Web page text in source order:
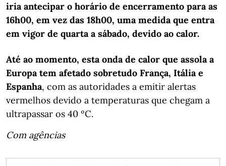
iria antecipar o horário de encerramento para as
16h00, em vez das 18h00, uma medida que entra
em vigor de quarta a sábado, devido ao calor.
Até ao momento, esta onda de calor que assola a
Europa tem afetado sobretudo França, Itália e
Espanha, com as autoridades a emitir alertas
vermelhos devido a temperaturas que chegam a
ultrapassar os 40 ºC.
Com agências